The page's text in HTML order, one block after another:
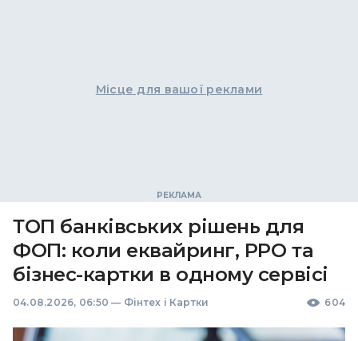
Місце для вашої реклами
ТОП банківських рішень для
ФОП: коли еквайринг, РРО та
бізнес-картки в одному сервісі
04.08.2026, 06:50 — Фінтех і Картки 604